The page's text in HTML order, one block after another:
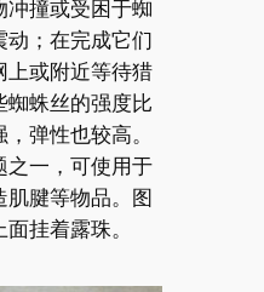
撞或受困于蜘
；在完成它们
上或附近等待猎
蛛丝的强度比
弹性也较高。
之一，可使用于
腱等物品。图
挂着露珠。